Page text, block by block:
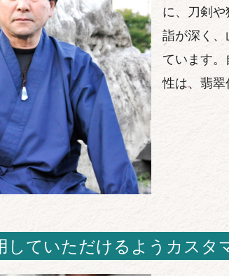
に、刀剣
詣が深く
ています
性は、翡翠
していただけるようカスタ